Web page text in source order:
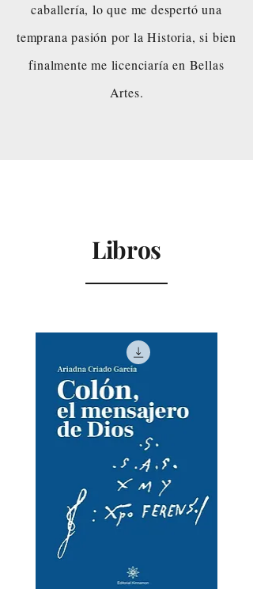
caballería, lo que me despertó una
temprana pasión por la Historia, si bien
finalmente me licenciaría en Bellas
Artes.
Libros